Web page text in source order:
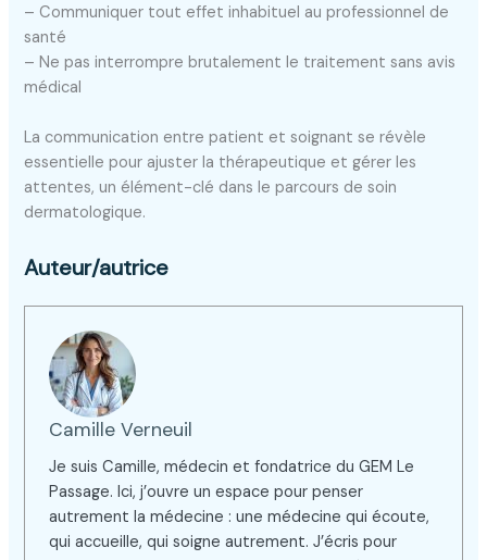
– Communiquer tout effet inhabituel au professionnel de
santé
– Ne pas interrompre brutalement le traitement sans avis
médical
La communication entre patient et soignant se révèle
essentielle pour ajuster la thérapeutique et gérer les
attentes, un élément-clé dans le parcours de soin
dermatologique.
Auteur/autrice
Camille Verneuil
Je suis Camille, médecin et fondatrice du GEM Le
Passage. Ici, j’ouvre un espace pour penser
autrement la médecine : une médecine qui écoute,
qui accueille, qui soigne autrement. J’écris pour